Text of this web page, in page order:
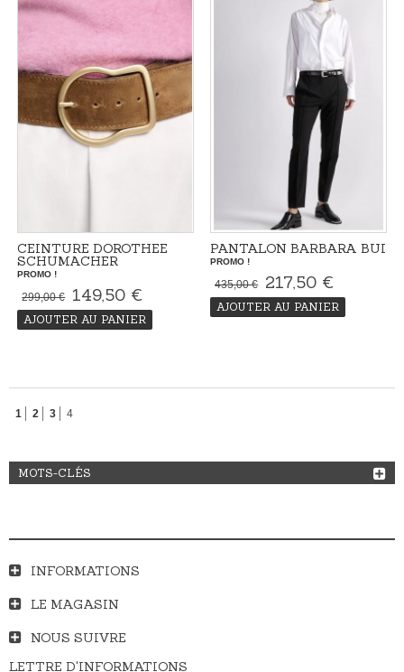
CEINTURE DOROTHEE
SCHUMACHER
PROMO !
299,00 € 149,50 €
AJOUTER AU PANIER
PANTALON BARBARA BUI
PROMO !
435,00 € 217,50 €
AJOUTER AU PANIER
1 2 3 4
MOTS-CLÉS
INFORMATIONS
LE MAGASIN
NOUS SUIVRE
LETTRE D'INFORMATIONS